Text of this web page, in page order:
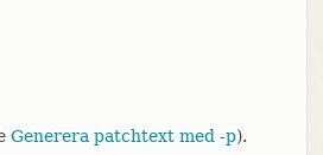
Generera patchtext med -p).